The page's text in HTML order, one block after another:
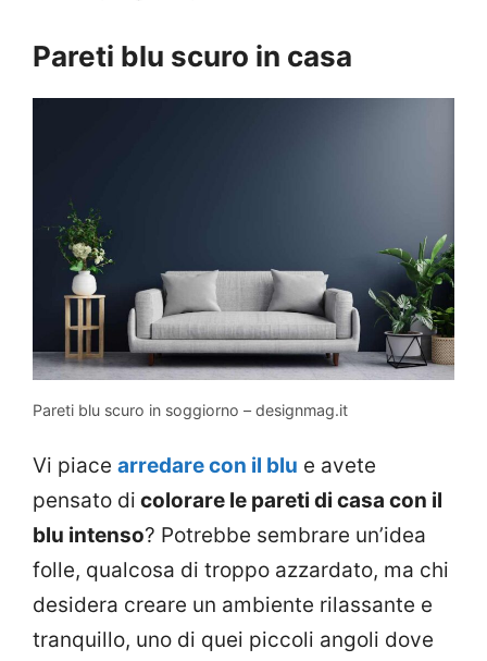
Pareti blu scuro in casa
Pareti blu scuro in soggiorno – designmag.it
Vi piace arredare con il blu e avete
pensato di colorare le pareti di casa con il
blu intenso? Potrebbe sembrare un’idea
folle, qualcosa di troppo azzardato, ma chi
desidera creare un ambiente rilassante e
tranquillo, uno di quei piccoli angoli dove